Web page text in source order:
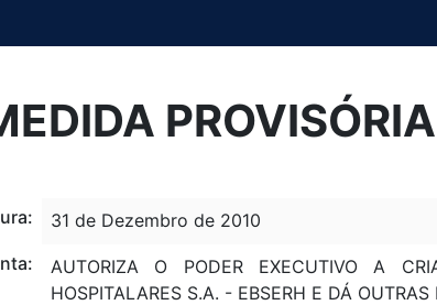
31 de Dezembro de 2010
AUTORIZA O PODER EXECUTIVO A
HOSPITALARES S.A. - EBSERH E DÁ OUTRAS